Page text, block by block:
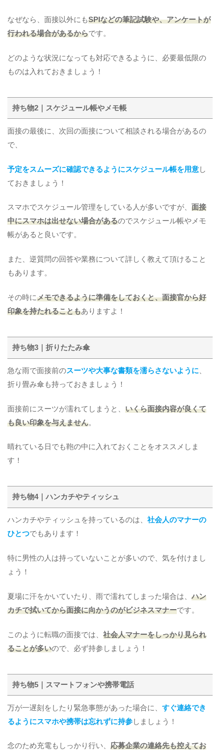
なぜなら、面接以外にもSPIなどの筆記試験や、アンケートが
行われる場合があるからです。
どのような状況になっても対応できるように、必要最低限の
ものは入れておきましょう！
持ち物2｜スケジュール帳やメモ帳
面接の最後に、次回の面接について相談される場合があるの
で、
予定をスムーズに確認できるようにスケジュール帳を用意し
ておきましょう！
スマホでスケジュール管理をしている人が多いですが、 面接
中にスマホは出せない場合があるのでスケジュール帳やメモ
帳があると良いです。
また、逆質問の回答や業務について詳しく教えて頂けること
もあります。
その時にメモできるように準備をしておくと、面接官から好
印象を持たれることもありますよ！
持ち物3｜折りたたみ傘
急な雨で面接前のスーツや大事な書類を濡らさないように
折り畳み傘も持っておきましょう！
面接前にスーツが濡れてしまうと、 いくら面接内容が良くて
も良い印象を与えません。
晴れている日でも鞄の中に入れておくことをオススメしま
す！
持ち物4｜ハンカチやティッシュ
ハンカチやティッシュを持っているのは、 社会人のマナーの
ひとつでもあります！
特に男性の人は持っていないことが多いので、気を付けまし
ょう！
夏場に汗をかいていたり、雨で濡れてしまった場合は、ハン
カチで拭いてから面接に向かうのがビジネスマナーです。
このように転職の面接では、 社会人マナーをしっかり見られ
ることが多いので、必ず持参しましょう！
持ち物5｜スマートフォンや携帯電話
万が一遅刻をしたり緊急事態があった場合に、 すぐ連絡でき
るようにスマホや携帯は忘れずに持参しましょう！
念のため充電もしっかり行い、 応募企業の連絡先も控えてお